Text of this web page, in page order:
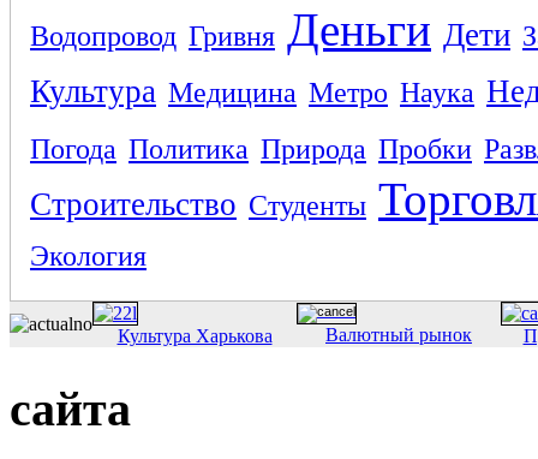
Водопровод Гривня Деньги Дети
Культура Медицина Метро Наука
Погода Политика Природа Пробки
Строительство Студенты
Экология
Культура Харькова Валютный рынок
сайта